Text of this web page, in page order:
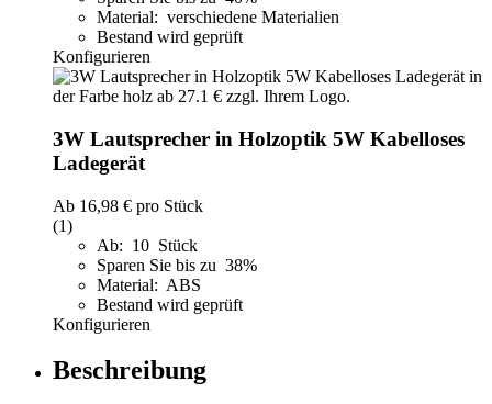
Material: verschiedene Materialien
Bestand wird geprüft
Konfigurieren
3W Lautsprecher in Holzoptik 5W Kabelloses
Ladegerät
Ab 16,98 € pro Stück
(1)
Ab: 10 Stück
Sparen Sie bis zu 38%
Material: ABS
Bestand wird geprüft
Konfigurieren
Beschreibung